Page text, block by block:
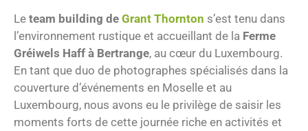
Le team building de Grant Thornton s’est tenu dans
l’environnement rustique et accueillant de la Ferme
Gréiwels Haff à Bertrange, au cœur du Luxembourg.
En tant que duo de photographes spécialisés dans la
couverture d’événements en Moselle et au
Luxembourg, nous avons eu le privilège de saisir les
moments forts de cette journée riche en activités et